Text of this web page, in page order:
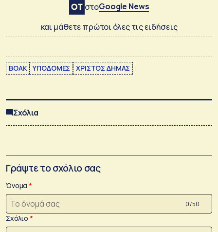
στοGoogle News
και μάθετε πρώτοι όλες τις ειδήσεις
ΒΟΑΚ ΥΠΟΔΟΜΕΣ ΧΡΙΣΤΟΣ ΔΗΜΑΣ
Σχόλια
Γράψτε το σχόλιο σας
Όνομα
0 /50
Σχόλιο